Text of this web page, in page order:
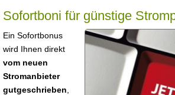
Sofortboni für günstige
Ein Sofortbonus
wird Ihnen direkt
vom neuen
Stromanbieter
gutgeschrieben